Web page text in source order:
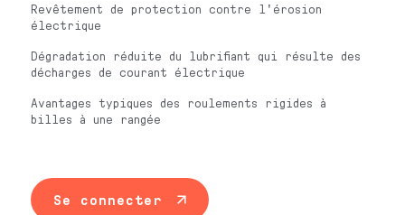
Revêtement de protection contre l'érosion
électrique
Dégradation réduite du lubrifiant qui résulte des
décharges de courant électrique
Avantages typiques des roulements rigides à
billes à une rangée
Se connecter